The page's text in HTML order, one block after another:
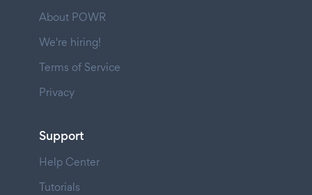
About POWR
We're hiring!
Terms of Service
Privacy
Support
Help Center
Tutorials